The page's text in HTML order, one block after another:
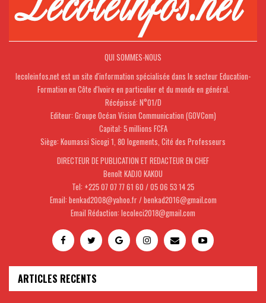
QUI SOMMES-NOUS
lecoleinfos.net est un site d'information spécialisée dans le secteur Education-
Formation en Côte d'Ivoire en particulier et du monde en général.
Récépissé: N°01/D
Editeur: Groupe Océan Vision Communication (GOVCom)
Capital: 5 millions FCFA
Siège: Koumassi Sicogi 1, 80 logements, Cité des Professeurs
DIRECTEUR DE PUBLICATION ET REDACTEUR EN CHEF
Benoît KADJO KAKOU
Tel: +225 07 07 77 61 60 / 05 06 53 14 25
Email: benkad2008@yahoo.fr / benkad2016@gmail.com
Email Rédaction: lecoleci2018@gmail.com
ARTICLES RECENTS